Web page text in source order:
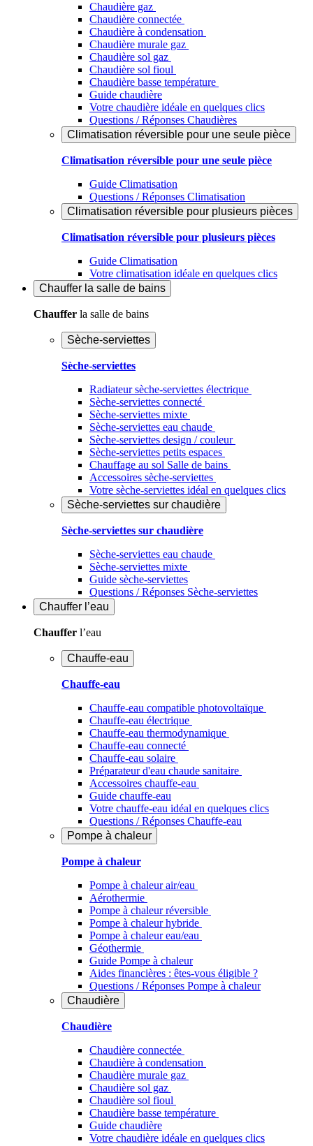
Chaudière gaz
Chaudière connectée
Chaudière à condensation
Chaudière murale gaz
Chaudière sol gaz
Chaudière sol fioul
Chaudière basse température
Guide chaudière
Votre chaudière idéale en quelques clics
Questions / Réponses Chaudières
Climatisation réversible pour une seule pièce
Climatisation réversible pour une seule pièce
Guide Climatisation
Questions / Réponses Climatisation
Climatisation réversible pour plusieurs pièces
Climatisation réversible pour plusieurs pièces
Guide Climatisation
Votre climatisation idéale en quelques clics
Chauffer la salle de bains
Chauffer la salle de bains
Sèche-serviettes
Sèche-serviettes
Radiateur sèche-serviettes électrique
Sèche-serviettes connecté
Sèche-serviettes mixte
Sèche-serviettes eau chaude
Sèche-serviettes design / couleur
Sèche-serviettes petits espaces
Chauffage au sol Salle de bains
Accessoires sèche-serviettes
Votre sèche-serviettes idéal en quelques clics
Sèche-serviettes sur chaudière
Sèche-serviettes sur chaudière
Sèche-serviettes eau chaude
Sèche-serviettes mixte
Guide sèche-serviettes
Questions / Réponses Sèche-serviettes
Chauffer l’eau
Chauffer l’eau
Chauffe-eau
Chauffe-eau
Chauffe-eau compatible photovoltaïque
Chauffe-eau électrique
Chauffe-eau thermodynamique
Chauffe-eau connecté
Chauffe-eau solaire
Préparateur d'eau chaude sanitaire
Accessoires chauffe-eau
Guide chauffe-eau
Votre chauffe-eau idéal en quelques clics
Questions / Réponses Chauffe-eau
Pompe à chaleur
Pompe à chaleur
Pompe à chaleur air/eau
Aérothermie
Pompe à chaleur réversible
Pompe à chaleur hybride
Pompe à chaleur​ eau/eau
Géothermie
Guide Pompe à chaleur
Aides financières : êtes-vous éligible ?
Questions / Réponses Pompe à chaleur
Chaudière
Chaudière
Chaudière connectée
Chaudière à condensation
Chaudière murale gaz
Chaudière sol gaz
Chaudière sol fioul
Chaudière basse température
Guide chaudière
Votre chaudière idéale en quelques clics